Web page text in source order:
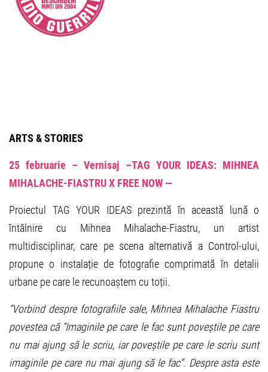
ARTS & STORIES
25 februarie – Vernisaj –TAG YOUR IDEAS: MIHNEA
MIHALACHE-FIASTRU X FREE NOW —
Proiectul TAG YOUR IDEAS prezintă în această lună o
întâlnire cu Mihnea Mihalache-Fiastru, un artist
multidisciplinar, care pe scena alternativă a Control-ului,
propune o instalație de fotografie comprimată în detalii
urbane pe care le recunoaștem cu toții.
“Vorbind despre fotografiile sale, Mihnea Mihalache Fiastru
povestea că ”Imaginile pe care le fac sunt poveștile pe care
nu mai ajung să le scriu, iar poveștile pe care le scriu sunt
imaginile pe care nu mai ajung să le fac”. Despre asta este